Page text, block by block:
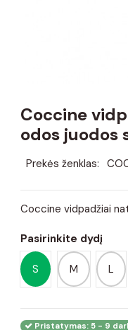
Coccine
odos juodos
Prekės ženklas:
Coccine vidpadžiai
Pasirinkite dydį
S M L
Pristatymas: 5 - 9